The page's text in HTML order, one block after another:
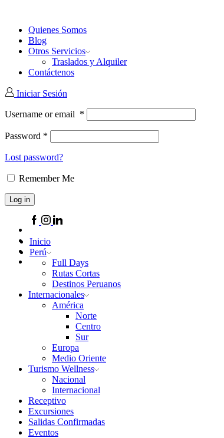
Quienes Somos
Blog
Otros Servicios
Traslados y Alquiler
Contáctenos
Iniciar Sesión
Username or email *
Password *
Lost password?
Remember Me
Log in
Facebook
Instagram
Linkedin
Inicio
Perú
Full Days
Rutas Cortas
Destinos Peruanos
Internacionales
América
Norte
Centro
Sur
Europa
Medio Oriente
Turismo Wellness
Nacional
Internacional
Receptivo
Excursiones
Salidas Confirmadas
Eventos